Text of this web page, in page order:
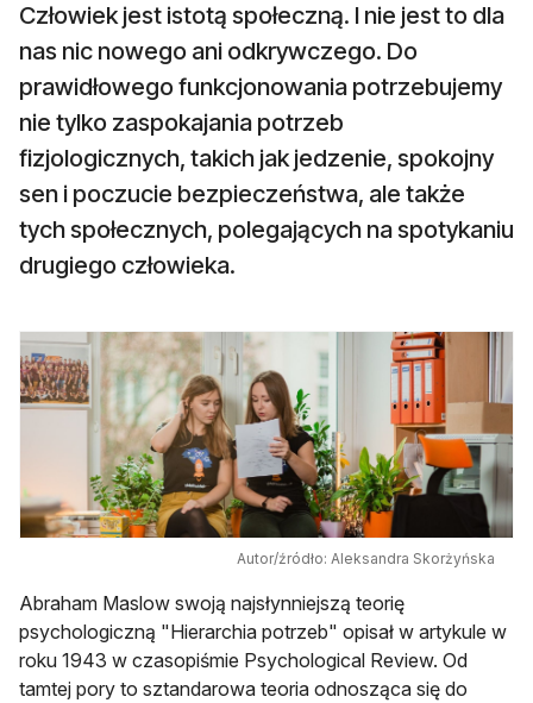
Człowiek jest istotą społeczną. I nie jest to dla
nas nic nowego ani odkrywczego. Do
prawidłowego funkcjonowania potrzebujemy
nie tylko zaspokajania potrzeb
fizjologicznych, takich jak jedzenie, spokojny
sen i poczucie bezpieczeństwa, ale także
tych społecznych, polegających na spotykaniu
drugiego człowieka.
Autor/źródło: Aleksandra Skorżyńska
Abraham Maslow swoją najsłynniejszą teorię
psychologiczną "Hierarchia potrzeb" opisał w artykule w
roku 1943 w czasopiśmie Psychological Review. Od
tamtej pory to sztandarowa teoria odnosząca się do